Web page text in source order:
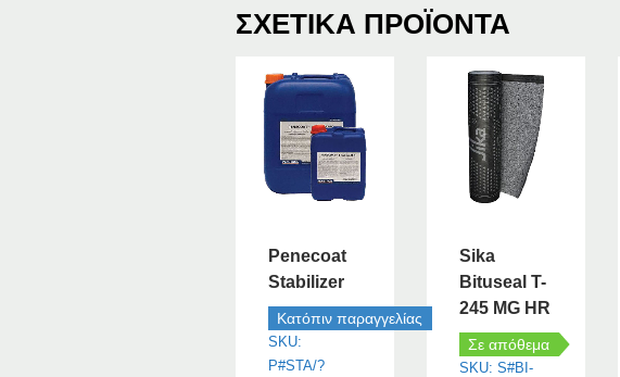
ΣΧΕΤΙΚΆ ΠΡΟΪΌΝΤΑ
Penecoat
Stabilizer
Κατόπιν παραγγελίας
SKU:
P#STA/?
Sika
Bituseal T-
245 MG HR
Σε απόθεμα
SKU: S#BI-